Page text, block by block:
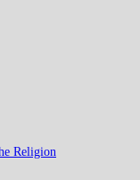
Religion